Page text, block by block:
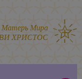
Матерь Мира
ХРИСТОС